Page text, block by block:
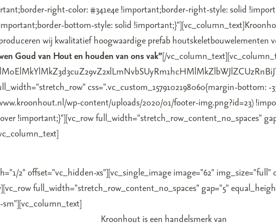
right-color: #341e4e !important;border-right-style: solid
bottom-style: solid
wij kwalitatief hoogwaardige prefab houtskeletbouwelementen
Goud van Hout en houden van ons vak”[/
css=".vc_custom_1579102198060{margin-
wp-content/uploads/2020/01/footer-img.png?id=23)
!important;}"][vc_row full_width="stretch_row_content_no_spaces"
2" offset="vc_hidden-xs"][vc_single_image image="62"
full_width="stretch_row_content_no_spaces" gap="5"
Kroonhout is een handelsmerk van